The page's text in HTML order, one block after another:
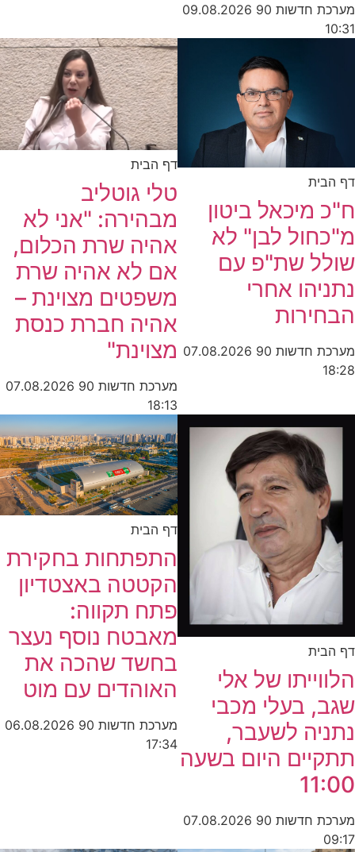
מערכת חדשות 90
09.08.2026
10:31
דף הבית
ח"כ מיכאל ביטון
מ"כחול לבן" לא
שולל שת"פ עם
נתניהו אחרי
הבחירות
מערכת חדשות 90
07.08.2026
18:28
דף הבית
טלי גוטליב
מבהירה: "אני לא
אהיה שרת הכלום,
אם לא אהיה שרת
משפטים מצוינת –
אהיה חברת כנסת
מצוינת"
מערכת חדשות 90
07.08.2026
18:13
דף הבית
הלווייתו של אלי
שגב, בעלי מכבי
נתניה לשעבר,
תתקיים היום בשעה
11:00
מערכת חדשות 90
07.08.2026
09:17
דף הבית
התפתחות בחקירת
הקטטה באצטדיון
פתח תקווה:
מאבטח נוסף נעצר
בחשד שהכה את
האוהדים עם מוט
מערכת חדשות 90
06.08.2026
17:34